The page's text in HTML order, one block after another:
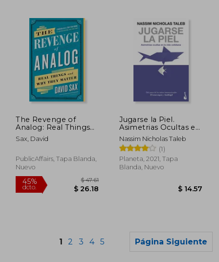
45%
dcto.
The Revenge of
Analog: Real Things
and Why They Matter
(en Inglés)
Sax, David
PublicAffairs, Tapa Blanda,
Nuevo
Jugarse la Piel.
Asimetrias Ocultas en
la Vida Cotidiana
Nassim Nicholas Taleb
(1)
Planeta, 2021, Tapa
Blanda, Nuevo
1 2 3 4 5 Página Siguiente